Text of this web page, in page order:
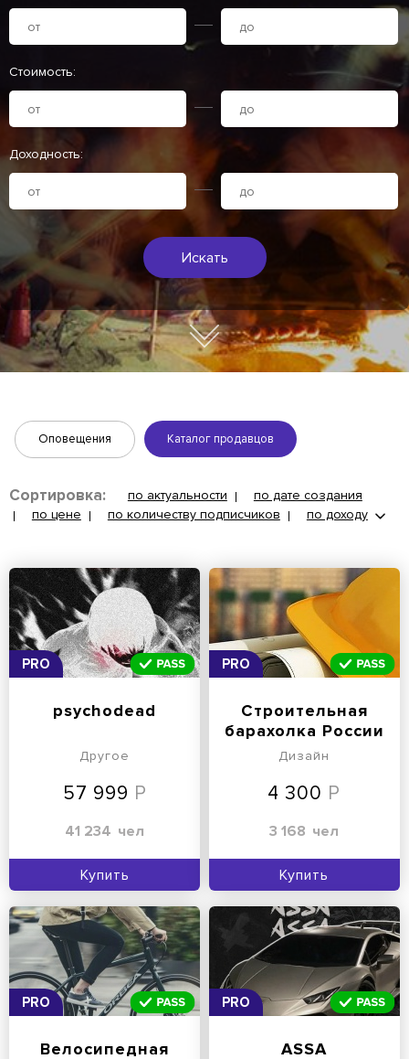
Стоимость:
Доходность:
Искать
Оповещения Каталог продавцов
Сортировка: по актуальности
по дате создания
по цене
по количеству подписчиков по доходу
PRO
psychodead
Другое
57 999
41 234 чел
Купить
PRO
Строительная
барахолка России
Дизайн
4 300
3 168 чел
Купить
PRO
Велосипедная
PRO
ASSA